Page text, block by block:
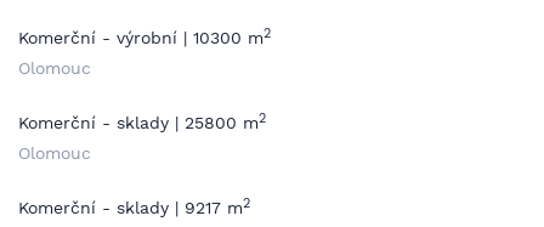
Komerční - výrobní | 10300 m2
Olomouc
Komerční - sklady | 25800 m2
Olomouc
Komerční - sklady | 9217 m2